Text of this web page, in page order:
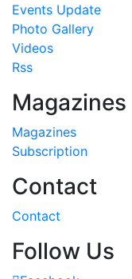
Events Update
Photo Gallery
Videos
Rss
Magazines
Magazines
Subscription
Contact
Contact
Follow Us